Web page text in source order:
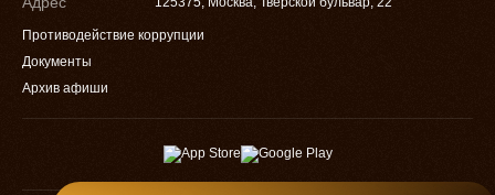
Противодействие коррупции
Документы
Архив афиши